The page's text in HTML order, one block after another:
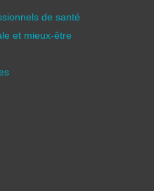
de santé
et mieux-être